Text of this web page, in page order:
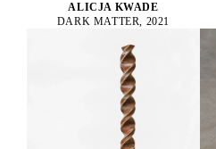
ALICJA KWADE
DARK MATTER, 2021